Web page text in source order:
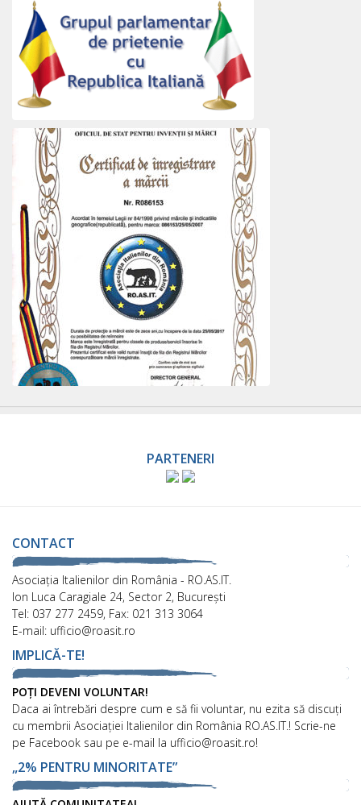
PARTENERI
CONTACT
Asociaţia Italienilor din România - RO.AS.IT.
Ion Luca Caragiale 24, Sector 2, București
Tel: 037 277 2459, Fax: 021 313 3064
E-mail: ufficio@roasit.ro
IMPLICĂ-TE!
POȚI DEVENI VOLUNTAR!
Daca ai întrebări despre cum e să fii voluntar, nu ezita să discuți
cu membrii Asociației Italienilor din România RO.AS.IT.! Scrie-ne
pe Facebook sau pe e-mail la ufficio@roasit.ro!
„2% PENTRU MINORITATE”